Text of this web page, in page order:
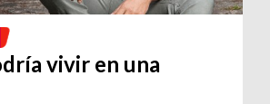
vivir en una